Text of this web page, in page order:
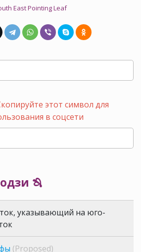
East Pointing Leaf
этот символ для
в соцсети
🙓
указывающий на юго-
(Proposed)